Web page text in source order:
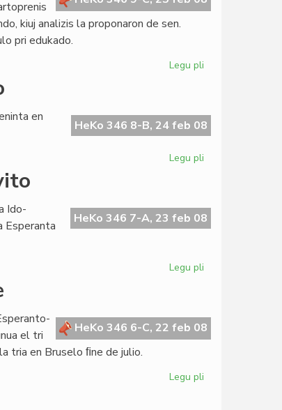
kiuj analizis la proponaron de sen.
pri edukado.
Legu pli
HeKo 346 8-B, 24 feb 08
en
Legu pli
konstanta
ekspansio
HeKo 346 7-A, 23 feb 08
Ido-
Esperanta
Legu pli
la
Esperanta
HeKo 346 6-C, 22 feb 08
el tri
tria en Bruselo ﬁne de julio.
Legu pli